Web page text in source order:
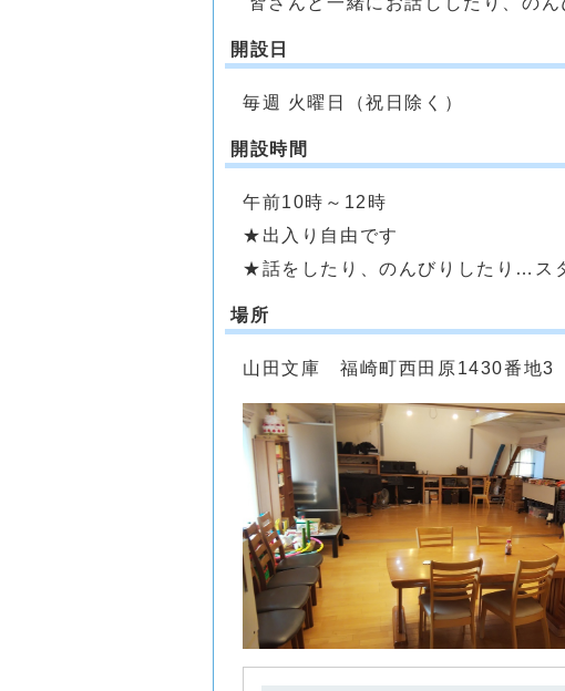
開設日
毎週 火曜日（祝日除く）
開設時間
午前10時～12時
★出入り自由です
★話をしたり、のんびりしたり…ス
場所
山田文庫 福崎町西田原1430番地3